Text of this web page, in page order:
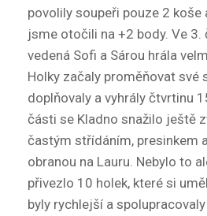
povolily soupeři pouze 2 koše
jsme otočili na +2 body. Ve 3.
vedená Sofi a Sárou hrála
Holky začaly proměňovat své
doplňovaly a vyhrály čtvrtinu
části se Kladno snažilo ještě
častým střídáním, presinkem
obranou na Lauru. Nebylo to
přivezlo 10 holek, které si
byly rychlejší a